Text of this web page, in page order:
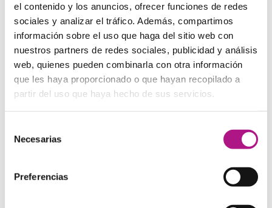
el contenido y los anuncios, ofrecer funciones de redes
sociales y analizar el tráfico. Además, compartimos
información sobre el uso que haga del sitio web con
nuestros partners de redes sociales, publicidad y análisis
web, quienes pueden combinarla con otra información
que les haya proporcionado o que hayan recopilado a
partir del uso que haya hecho de sus servicios.
Necesarias
Preferencias
Expresiones relacionadas conlegal
proceedings(“casos judiciales”)
Appeal against a decision:
author had not appealed against his conviction for
forgery.
The goal is to
sides.